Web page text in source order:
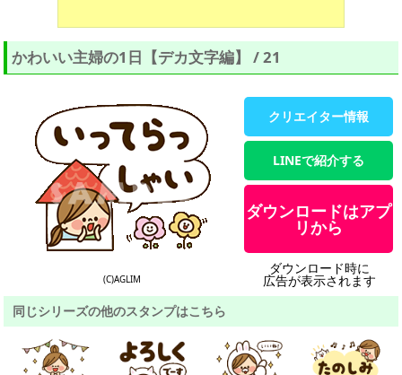
かわいい主婦の1日【デカ文字編】 / 21
(C)AGLIM
クリエイター情報
LINEで紹介する
ダウンロードはアプ
リから
ダウンロード時に
広告が表示されます
同じシリーズの他のスタンプはこちら